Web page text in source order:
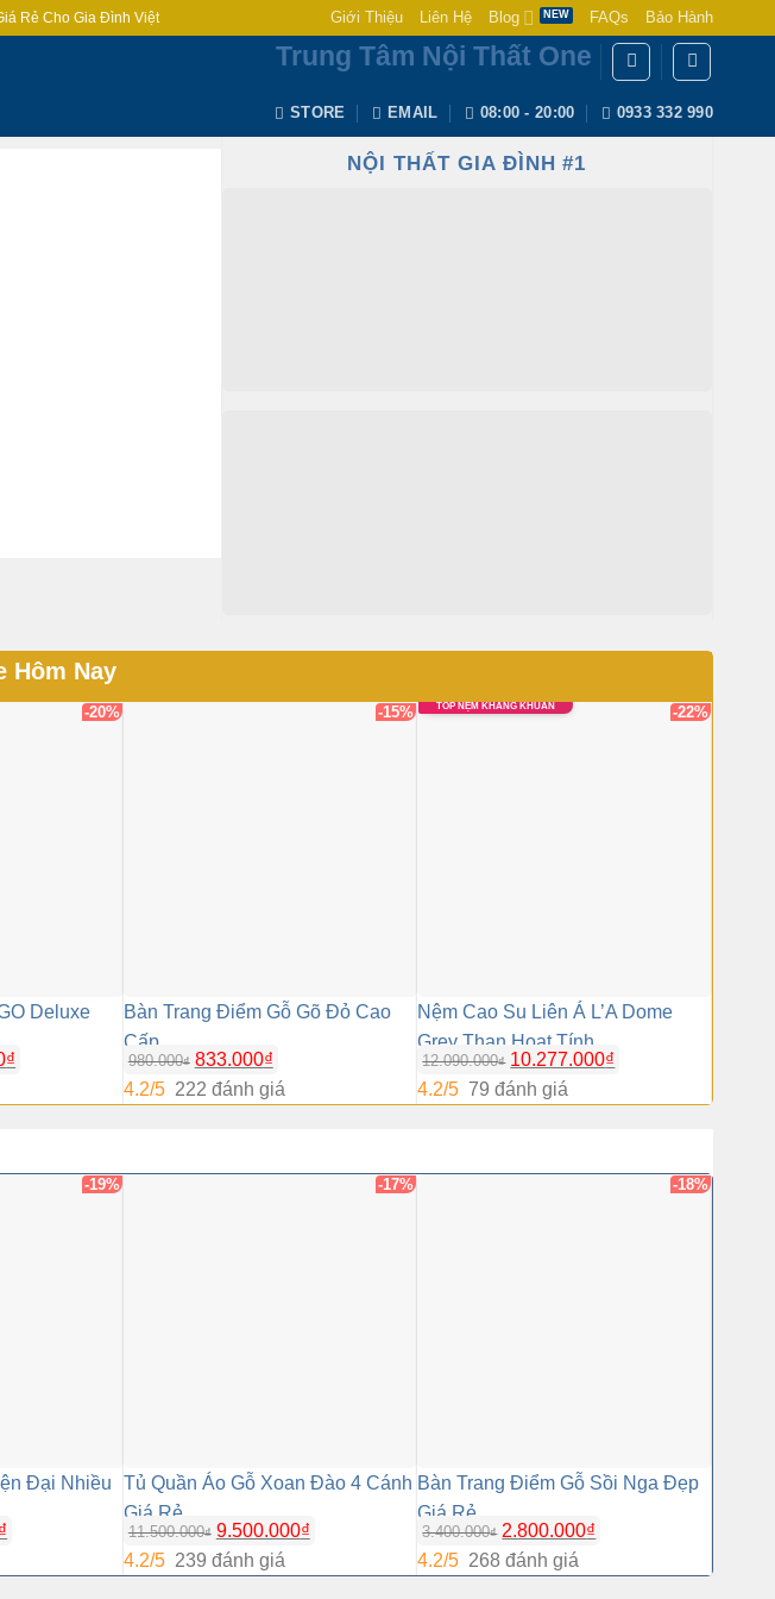
Rẻ Cho Gia Đình Việt Giới Thiệu Liên Hệ Blog FAQs Bảo Hành
Trung Tâm Nội Thất One
STORE EMAIL 08:00 - 20:00 0933 332 990
NỘI THẤT GIA ĐÌNH #1
Hôm Nay
-20%
Deluxe
₫
-15%
Bàn Trang Điểm Gỗ Gõ Đỏ Cao
Cấp
980.000₫ 833.000₫
4.2/5 222 đánh giá
-22%
TOP NỆM KHÁNG KHUẨN
Nệm Cao Su Liên Á L’A Dome
Grey Than Hoạt Tính
12.090.000₫ 10.277.000₫
4.2/5 79 đánh giá
-19%
Đại Nhiều
₫
-17%
Tủ Quần Áo Gỗ Xoan Đào 4 Cánh
Giá Rẻ
11.500.000₫ 9.500.000₫
4.2/5 239 đánh giá
-18%
Bàn Trang Điểm Gỗ Sồi Nga Đẹp
Giá Rẻ
3.400.000₫ Giá
gốc
2.800.000₫
4.2/5 268 đánh giá